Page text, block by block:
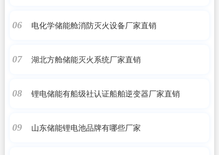
06 电化学储能舱消防灭火设备厂家直销
07 湖北方舱储能灭火系统厂家直销
08 锂电储能有船级社认证船舶逆变器厂家直销
09 山东储能锂电池品牌有哪些厂家